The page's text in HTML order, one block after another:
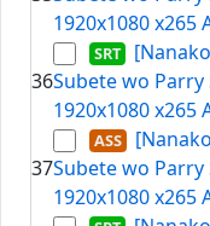
1920x1080 x265
36Subete wo Parry
1920x1080 x265
37Subete wo Parry
1920x1080 x265